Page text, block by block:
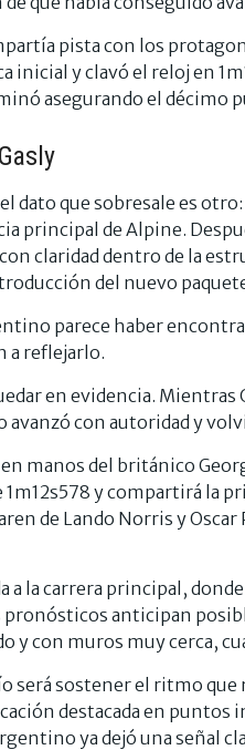
pista con los
inicial y clavó el reloj en
asegurando el décimo
dato que sobresale es
principal de Alpine.
claridad dentro de la
del nuevo
parece haber
a reflejarlo.
en evidencia.
con autoridad y
manos del británico
1m12s578 y compartirá la
de Lando Norris y
a la carrera principal,
pronósticos anticipan
y con muros muy cerca,
será sostener el ritmo
destacada en puntos
ya dejó una señal